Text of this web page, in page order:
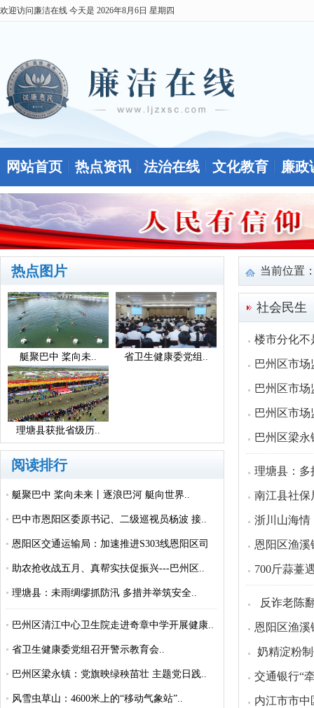
欢迎访问廉洁在线 今天是 2026年8月6日 星期四
网站首页 热点资讯 法治在线 文化教育 廉政
热点图片
艇聚巴中 桨向未.. 省卫生健康委党组..
理塘县获批省级历..
阅读排行
艇聚巴中 桨向未来丨逐浪巴河 艇向世界..
巴中市恩阳区委原书记、二级巡视员杨波 接..
恩阳区交通运输局：加速推进S303线恩阳区司
城..
助农抢收战五月、真帮实扶促振兴---巴州区..
理塘县：未雨绸缪抓防汛 多措并举筑安全..
巴州区清江中心卫生院走进奇章中学开展健康..
省卫生健康委党组召开警示教育会..
巴州区梁永镇：党旗映绿秧苗壮 主题党日践..
风雪虫草山：4600米上的“移动气象站”..
当前位置
社会民生
楼市分化不
巴州区市
巴州区市
巴州区市
巴州区梁
理塘县：多
南江县社保
浙川山海情
恩阳区渔溪
700斤蒜薹
反诈老陈
恩阳区渔溪
奶精淀粉
交通银行“
内江市市